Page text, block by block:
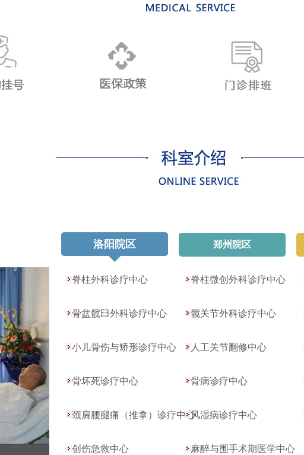
洛阳院区 郑州院区
脊柱外科诊疗中心 脊柱微创外科诊疗中心
骨盆髋臼外科诊疗中心 髋关节外科诊疗中心
小儿骨伤与矫形诊疗中心 人工关节翻修中心
骨坏死诊疗中心 骨病诊疗中心
颈肩腰腿痛（推拿）诊疗中心风湿病诊疗中心
创伤急救中心 麻醉与围手术期医学中心